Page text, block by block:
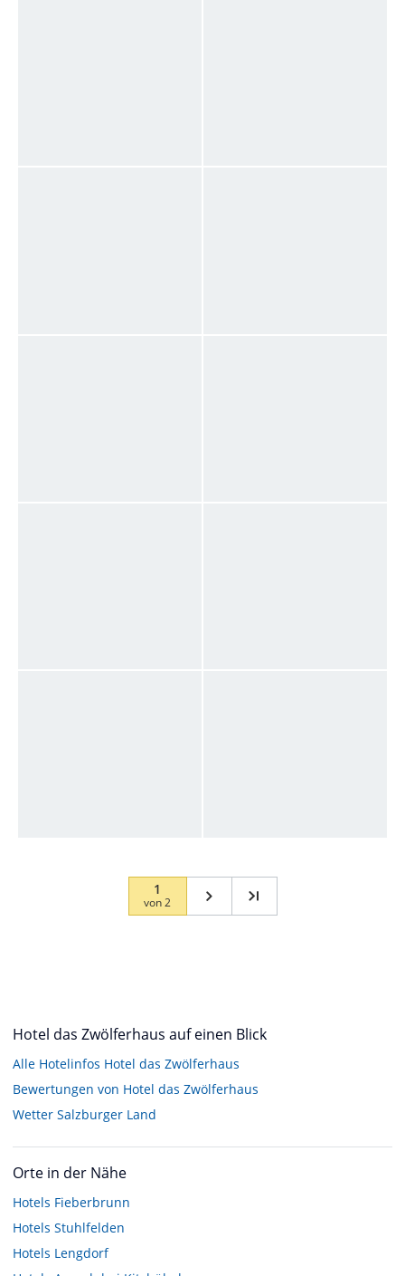
1
von2
Hotel das Zwölferhaus auf einen Blick
Alle Hotelinfos Hotel das Zwölferhaus
Bewertungen von Hotel das Zwölferhaus
Wetter Salzburger Land
Orte in der Nähe
Hotels Fieberbrunn
Hotels Stuhlfelden
Hotels Lengdorf